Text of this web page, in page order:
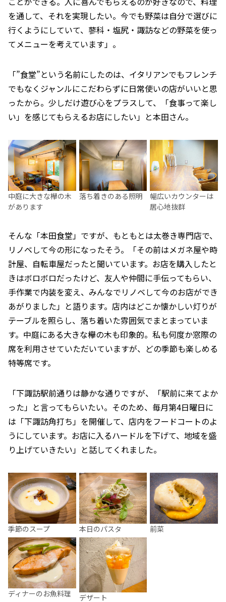
を通して、それを実現したい。今でも野菜は自分で選びに
行くようにしていて、蓼科・塩尻・諏訪などの野菜を使っ
てメニューを考えています」。
「”食堂”という名前にしたのは、イタリアンでもフレンチ
でもなくジャンルにこだわらずに日常使いの店がいいと思
ったから。少しだけ遊び心をプラスして、「食事って楽し
い」を感じてもらえるお店にしたい」と本田さん。
中庭に大きな欅の木
があります
落ち着きのある照明
幅広いカウンターは
居心地抜群
そんな「本田食堂」ですが、もともとは太巻き専門店で、
リノベして今の形になったそう。「その前はメガネ屋や時
計屋、自転車屋だったと聞いています。お店を購入したと
きはボロボロだったけど、友人や仲間に手伝ってもらい、
手作業で内装を変え、みんなでリノベして今のお店ができ
あがりました」と語ります。店内はどこか懐かしい灯りが
テーブルを照らし、落ち着いた雰囲気でまとまっていま
す。中庭にある大きな欅の木も印象的。私も何度か窓際の
席を利用させていただいていますが、どの季節も楽しめる
特等席です。
「下諏訪駅前通りは静かな通りですが、「駅前に来てよか
った」と言ってもらいたい。そのため、毎月第4日曜日に
は「下諏訪角打ち」を開催して、店内をフードコートのよ
うにしています。お店に入るハードルを下げて、地域を盛
り上げていきたい」と話してくれました。
季節のスープ 本日のパスタ 前菜
ディナーのお魚料理 デザート